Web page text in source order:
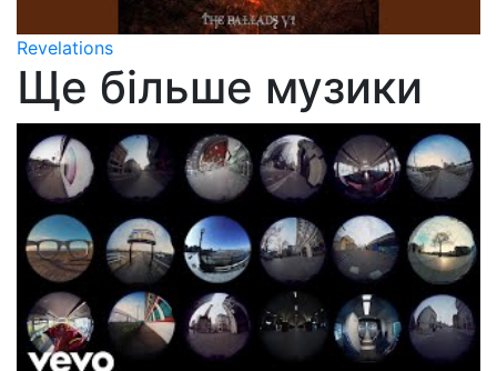
Revelations
Ще більше музики